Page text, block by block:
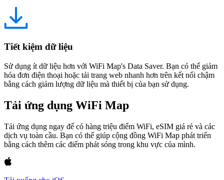
Tiết kiệm dữ liệu
Sử dụng ít dữ liệu hơn với WiFi Map's Data Saver. Bạn có thể giảm
hóa đơn điện thoại hoặc tải trang web nhanh hơn trên kết nối chậm
bằng cách giảm lượng dữ liệu mà thiết bị của bạn sử dụng.
Tải ứng dụng WiFi Map
Tải ứng dụng ngay để có hàng triệu điểm WiFi, eSIM giá rẻ và các
dịch vụ toàn cầu. Bạn có thể giúp cộng đồng WiFi Map phát triển
bằng cách thêm các điểm phát sóng trong khu vực của mình.